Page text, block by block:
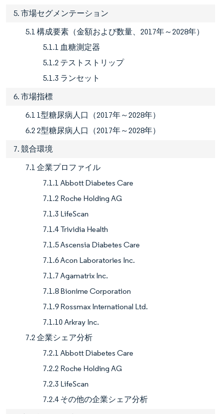
5. 市場セグメンテーション
5.1 構成要素（金額および数量、2017年～2028年）
5.1.1 血糖測定器
5.1.2 テストストリップ
5.1.3 ランセット
6. 市場指標
6.1 1型糖尿病人口（2017年～2028年）
6.2 2型糖尿病人口（2017年～2028年）
7. 競合環境
7.1 企業プロファイル
7.1.1 Abbott Diabetes Care
7.1.2 Roche Holding AG
7.1.3 LifeScan
7.1.4 Trividia Health
7.1.5 Ascensia Diabetes Care
7.1.6 Acon Laboratories Inc.
7.1.7 Agamatrix Inc.
7.1.8 Bionime Corporation
7.1.9 Rossmax International Ltd.
7.1.10 Arkray Inc.
7.2 企業シェア分析
7.2.1 Abbott Diabetes Care
7.2.2 Roche Holding AG
7.2.3 LifeScan
7.2.4 その他の企業シェア分析